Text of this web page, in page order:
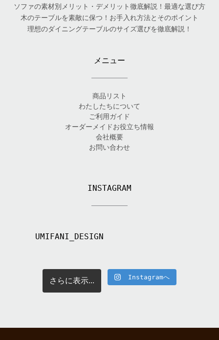
ソファの素材別メリット・デメリット徹底解説！最適な選び方
木のテーブルを素敵に保つ！お手入れ方法とそのポイント
理想のダイニングテーブルのサイズ選びを徹底解説！
メニュー
商品リスト
わたしたちについて
ご利用ガイド
オーダーメイドお役立ち情報
会社概要
お問い合わせ
INSTAGRAM
UMIFANI_DESIGN
さらに表示... Instagramへ